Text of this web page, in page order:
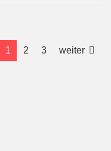
1 2 3 weiter